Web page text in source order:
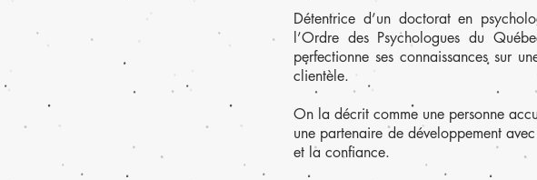
Détentrice d’un doctorat en
l’Ordre des Psychologues du
perfectionne ses connaissances sur
clientèle.
On la décrit comme une personne
une partenaire de développement
et la confiance.